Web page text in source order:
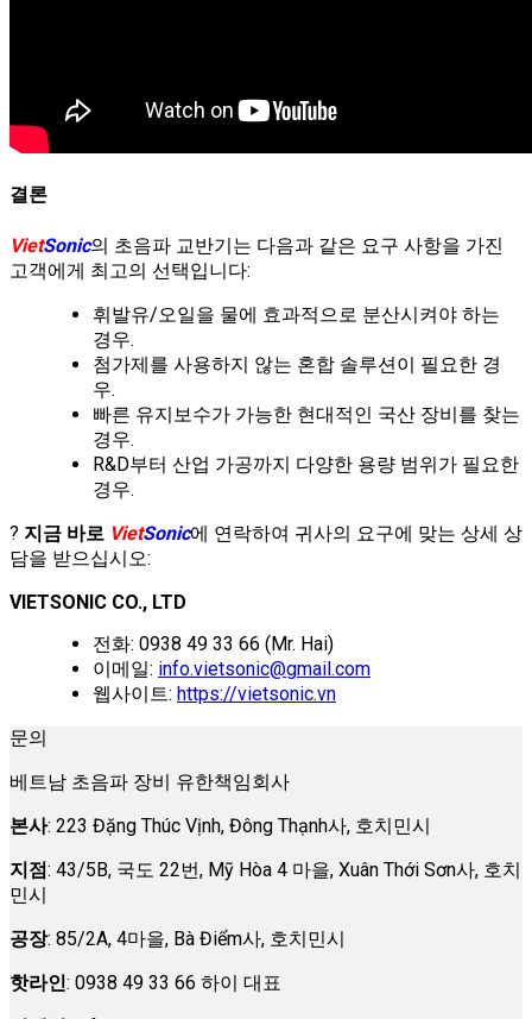
결론
VietSonic의 초음파 교반기는 다음과 같은 요구 사항을 가진
고객에게 최고의 선택입니다:
휘발유/오일을 물에 효과적으로 분산시켜야 하는
경우.
첨가제를 사용하지 않는 혼합 솔루션이 필요한 경
우.
빠른 유지보수가 가능한 현대적인 국산 장비를 찾는
경우.
R&D부터 산업 가공까지 다양한 용량 범위가 필요한
경우.
? 지금 바로 VietSonic에 연락하여 귀사의 요구에 맞는 상세 상
담을 받으십시오:
VIETSONIC CO., LTD
전화: 0938 49 33 66 (Mr. Hai)
이메일: info.vietsonic@gmail.com
웹사이트: https://vietsonic.vn
문의
베트남 초음파 장비 유한책임회사
본사: 223 Đặng Thúc Vịnh, Đông Thạnh사, 호치민시
지점: 43/5B, 국도 22번, Mỹ Hòa 4 마을, Xuân Thới Sơn사, 호치
민시
공장: 85/2A, 4마을, Bà Điểm사, 호치민시
핫라인: 0938 49 33 66 하이 대표